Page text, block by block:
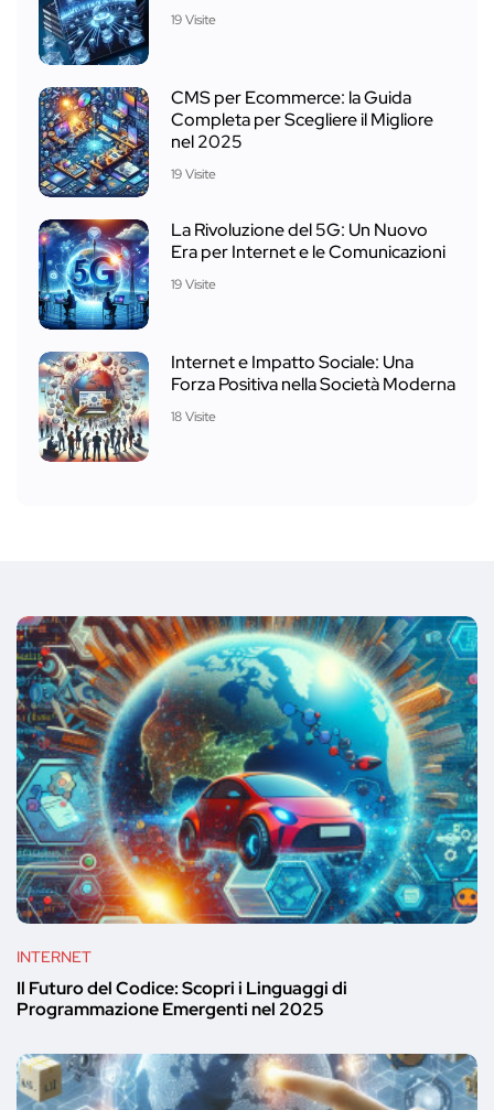
19 Visite
CMS per Ecommerce: la Guida
Completa per Scegliere il Migliore
nel 2025
19 Visite
La Rivoluzione del 5G: Un Nuovo
Era per Internet e le Comunicazioni
19 Visite
Internet e Impatto Sociale: Una
Forza Positiva nella Società Moderna
18 Visite
INTERNET
Il Futuro del Codice: Scopri i Linguaggi di
Programmazione Emergenti nel 2025